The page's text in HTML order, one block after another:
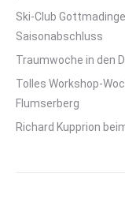
Ski-Club
Saisonabschluss
Traumwoche in den
Tolles Workshop-
Flumserberg
Richard Kupprion